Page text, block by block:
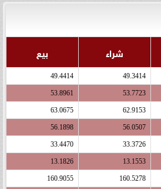
شراء بيع
49.3414
49.4414
53.7723
53.8961
62.9153
63.0675
56.0507
56.1898
33.3726
33.4470
13.1553
13.1826
160.5278
160.9055